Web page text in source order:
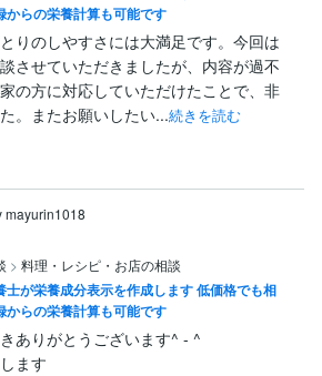
からの栄養計算も可能です
りのしやすさには大満足です。今回は
させていただきましたが、内容が過不
の方に対応していただけたことで、非
。またお願いしたい...続きを読む
mayurin1018
> 料理・レシピ・お店の相談
が栄養成分表示を作成します 低価格でも相
からの栄養計算も可能です
ありがとうございます^ - ^
ます